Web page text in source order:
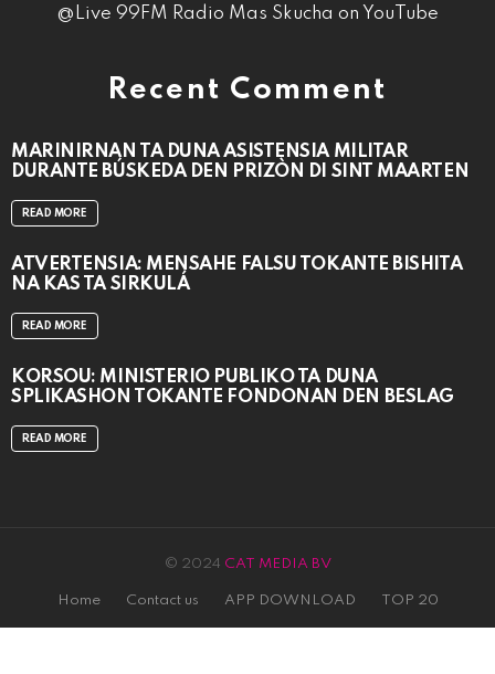
@Live 99FM Radio Mas Skucha on YouTube
Recent Comment
MARINIRNAN TA DUNA ASISTENSIA MILITAR
DURANTE BÚSKEDA DEN PRIZÒN DI SINT MAARTEN
READ MORE
ATVERTENSIA: MENSAHE FALSU TOKANTE BISHITA
NA KAS TA SIRKULÁ
READ MORE
KORSOU: MINISTERIO PÚBLIKO TA DUNA
SPLIKASHON TOKANTE FONDONAN DEN BESLAG
READ MORE
© 2024 CAT MEDIA BV
Home Contact us APP DOWNLOAD TOP 20